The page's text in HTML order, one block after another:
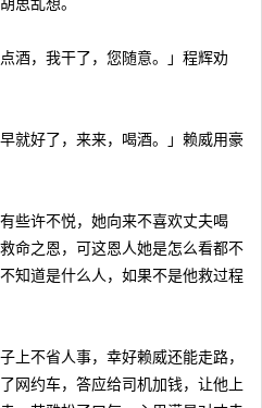
思乱想。
，我干了，您随意。」程辉劝
好了，来来，喝酒。」赖威用豪
许不悦，她向来不喜欢丈夫喝
命之恩，可这恩人她是怎么看都不
知道是什么人，如果不是他救过程
不省人事，幸好赖威还能走路，
网约车，答应给司机加钱，让他上